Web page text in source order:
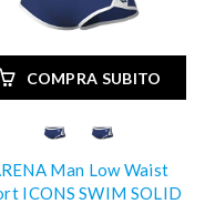
COMPRA SUBITO
Man Low Waist
ICONS SWIM SOLID